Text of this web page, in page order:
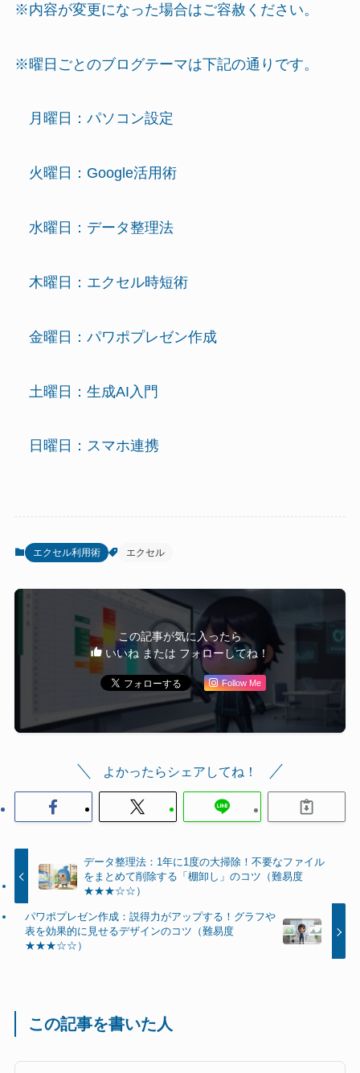
※内容が変更になった場合はご容赦ください。
※曜日ごとのブログテーマは下記の通りです。
月曜日：パソコン設定
火曜日：Google活用術
水曜日：データ整理法
木曜日：エクセル時短術
金曜日：パワポプレゼン作成
土曜日：生成AI入門
日曜日：スマホ連携
エクセル利用術 エクセル
この記事が気に入ったら
いいね または フォローしてね！
Follow Me
よかったらシェアしてね！
データ整理法：1年に1度の大掃除！不要なファイル
をまとめて削除する「棚卸し」のコツ（難易度
★★★☆☆）
パワポプレゼン作成：説得力がアップする！グラフや
表を効果的に見せるデザインのコツ（難易度
★★★☆☆）
この記事を書いた人